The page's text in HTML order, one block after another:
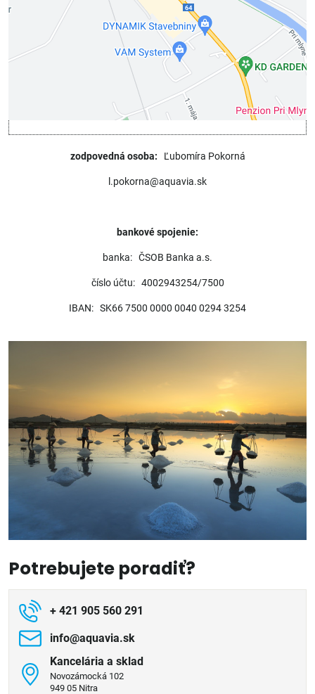
Povoliť a zapamätať - súhlas s druhom cookie:
Funkčné
Otvoriť obsah v novom okne
zodpovedná osoba: Ľubomíra Pokorná
l.pokorna@aquavia.sk
bankové spojenie:
banka: ČSOB Banka a.s.
číslo účtu: 4002943254/7500
IBAN: SK66 7500 0000 0040 0294 3254
Potrebujete poradiť?
+ 421 905 560 291
info​@aquavia​.sk
Kancelária a sklad
Novozámocká 102
949 05 Nitra